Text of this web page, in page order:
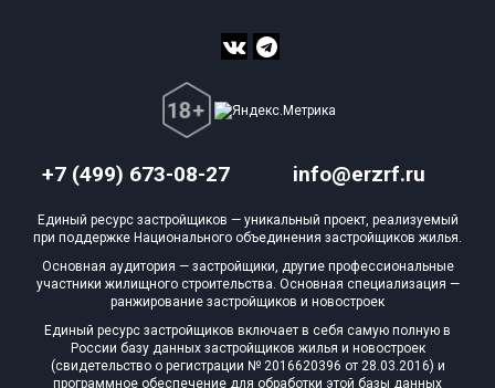
+7 (499) 673-08-27 info@erzrf.ru
Единый ресурс застройщиков — уникальный проект, реализуемый
при поддержке Национального объединения застройщиков жилья.
Основная аудитория — застройщики, другие профессиональные
участники жилищного строительства. Основная специализация —
ранжирование застройщиков и новостроек
Единый ресурс застройщиков включает в себя самую полную в
России базу данных застройщиков жилья и новостроек
(свидетельство о регистрации № 2016620396 от 28.03.2016) и
программное обеспечение для обработки этой базы данных